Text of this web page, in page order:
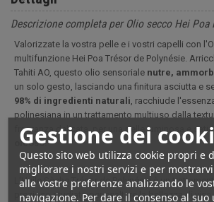
Gestione dei
Questo sito web utilizza cookie propri e
migliorare i nostri servizi e per
alle vostre preferenze analizzando le
navigazione. Per dare il consenso al
Descrizione completa per Olio secco Hei
Valorizzate la vostra pelle e i vostri capelli con
multifunzione Hei Poa Trésor de Polynésie.
Tahiti AO, questo olio sensoriale nutre,
un solo gesto, lasciando una finitura asciutta e
98% di ingredienti naturali , racchiude
polinesiana in un trattamento multiuso dalla
fragranza delicata, per una pelle luminosa e
oleoso.
L'Huile Sèche Trésor de Polynésie è un
prezioso studiato per esaltare la bellezza di